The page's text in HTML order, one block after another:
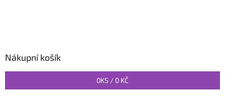
Nákupní košík
0KS / 0 KČ